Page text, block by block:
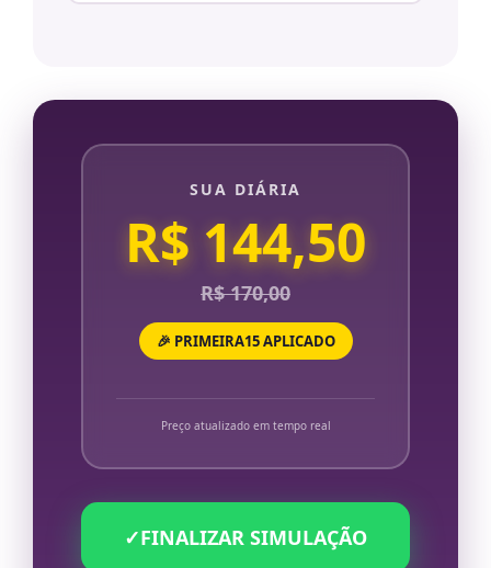
SUA DIÁRIA
R$ 144,50
R$ 170,00
🎉 PRIMEIRA15 APLICADO
Preço atualizado em tempo real
✓FINALIZAR SIMULAÇÃO